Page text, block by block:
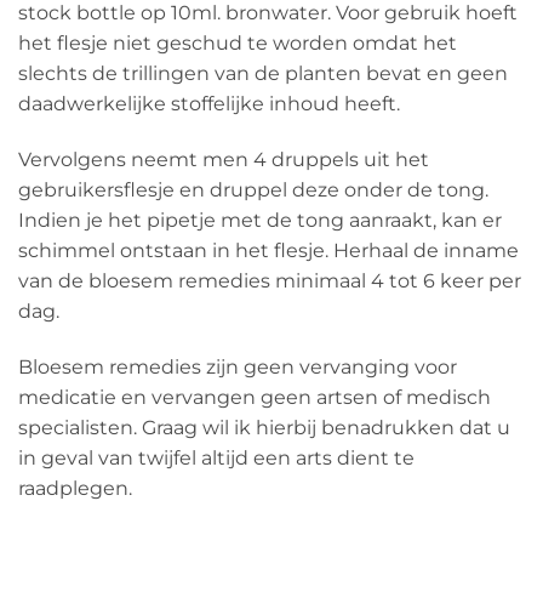
stock bottle op 10ml. bronwater. Voor gebruik hoeft
het flesje niet geschud te worden omdat het
slechts de trillingen van de planten bevat en geen
daadwerkelijke stoffelijke inhoud heeft.
Vervolgens neemt men 4 druppels uit het
gebruikersflesje en druppel deze onder de tong.
Indien je het pipetje met de tong aanraakt, kan er
schimmel ontstaan in het flesje. Herhaal de inname
van de bloesem remedies minimaal 4 tot 6 keer per
dag.
Bloesem remedies zijn geen vervanging voor
medicatie en vervangen geen artsen of medisch
specialisten. Graag wil ik hierbij benadrukken dat u
in geval van twijfel altijd een arts dient te
raadplegen.